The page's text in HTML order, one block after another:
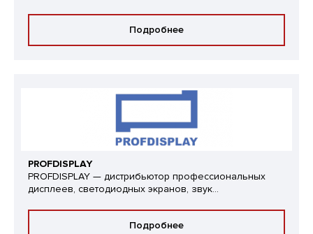
Подробнее
PROFDISPLAY
PROFDISPLAY — дистрибьютор профессиональных
дисплеев, светодиодных экранов, звук...
Подробнее